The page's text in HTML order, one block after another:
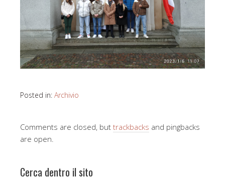
Posted in: Archivio
Comments are closed, but trackbacks and pingbacks
are open.
Cerca dentro il sito